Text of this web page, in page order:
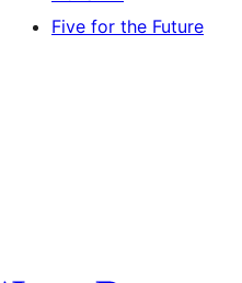
Five for the Future